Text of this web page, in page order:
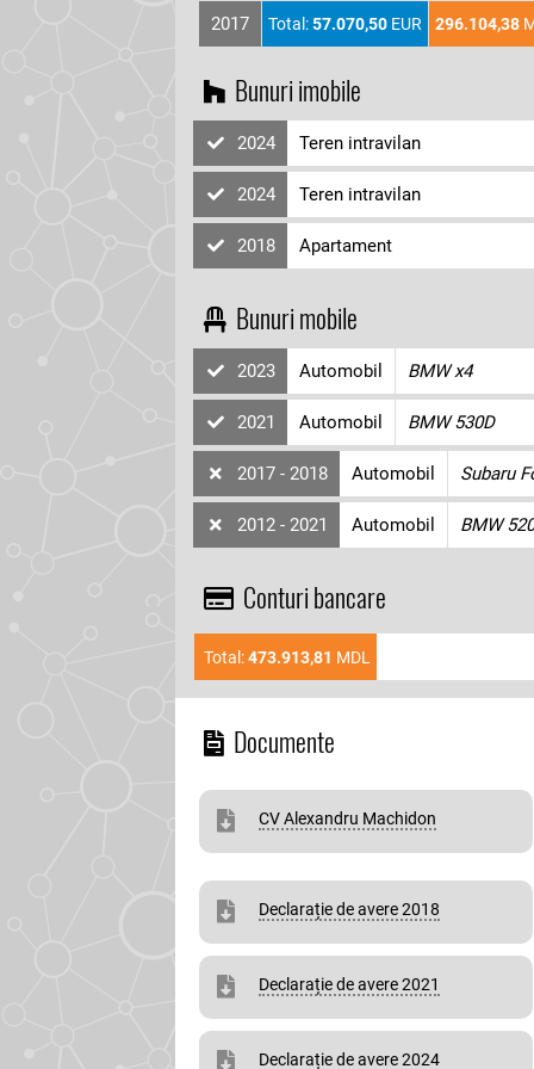
2017 Total:57.070,50 EUR 296.104,38
Bunuri imobile
2024 Teren intravilan
2024 Teren intravilan
2018 Apartament
Bunuri mobile
2023 Automobil BMW x4
2021 Automobil BMW 530D
2017 - 2018 Automobil Subaru
2012 - 2021 Automobil BMW
Conturi bancare
Total:473.913,81 MDL
Documente
CV Alexandru Machidon
Declarație de avere 2018
Declarație de avere 2021
Declarație de avere 2024